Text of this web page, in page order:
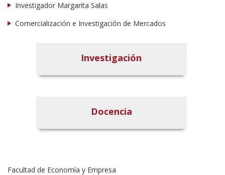
Investigador Margarita Salas
Comercialización e Investigación de Mercados
Investigación
Docencia
Facultad de Economía y Empresa